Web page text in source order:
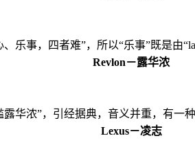
事，四者难”，所以“乐事”既是由
Revlon－露华浓
华浓”，引经据典，音义并重，有一
Lexus－凌志